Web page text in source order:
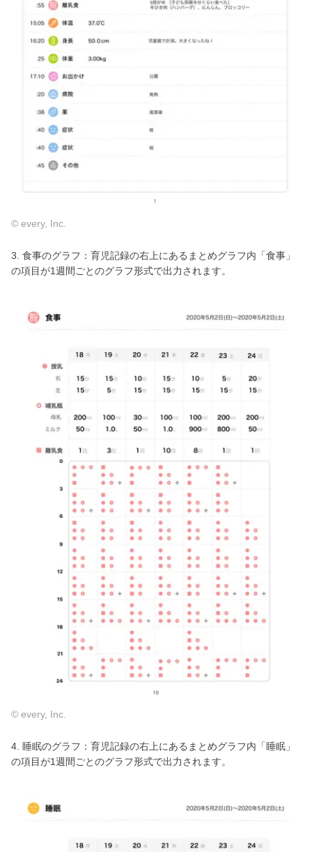
© every, Inc.
3. 食事のグラフ：育児記録の右上にあるまとめグラフ内「食事」
の項目が1週間ごとのグラフ形式で出力されます。
© every, Inc.
4. 睡眠のグラフ：育児記録の右上にあるまとめグラフ内「睡眠」
の項目が1週間ごとのグラフ形式で出力されます。